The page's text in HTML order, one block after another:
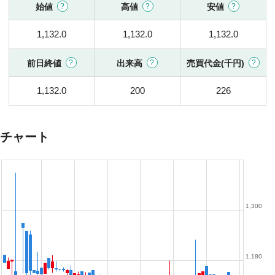
始値 高値 安値
1,132.0 1,132.0 1,132.0
前日終値 出来高 売買代金(千円)
1,132.0 200 226
チャート
1,180
1,300